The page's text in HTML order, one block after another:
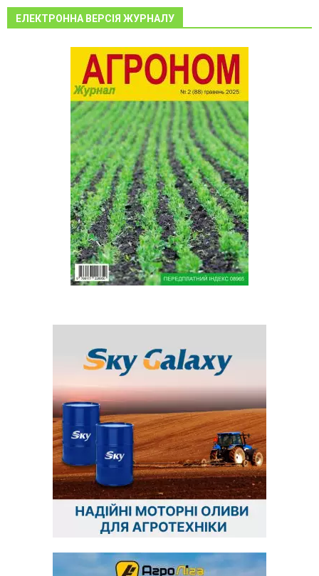
ЕЛЕКТРОННА ВЕРСІЯ ЖУРНАЛУ